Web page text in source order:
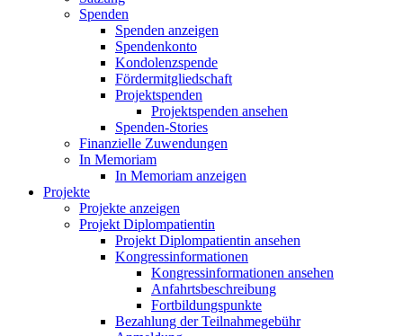
Spenden
Spenden anzeigen
Spendenkonto
Kondolenzspende
Fördermitgliedschaft
Projektspenden
Projektspenden ansehen
Spenden-Stories
Finanzielle Zuwendungen
In Memoriam
In Memoriam anzeigen
Projekte
Projekte anzeigen
Projekt Diplompatientin
Projekt Diplompatientin ansehen
Kongressinformationen
Kongressinformationen ansehen
Anfahrtsbeschreibung
Fortbildungspunkte
Bezahlung der Teilnahmegebühr